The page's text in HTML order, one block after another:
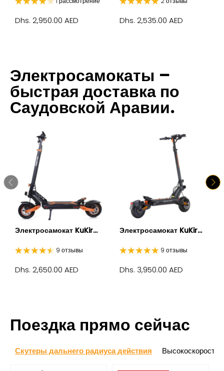
Dhs. 2,950.00 AED Dhs. 2,535.00 AED
Электросамокаты –
быстрая доставка по
Саудовской Аравии.
Электросамокат KuKir...
9 отзывы
Dhs. 2,650.00 AED
Электросамокат KuKir...
9 отзывы
Dhs. 3,950.00 AED
Поездка прямо сейчас
Скутеры дальнего радиуса действия